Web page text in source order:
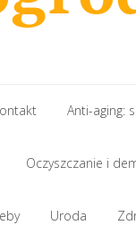
Anti-aging:
Anti-aging:
Oczyszczanie i
Oczyszczanie i
Uroda